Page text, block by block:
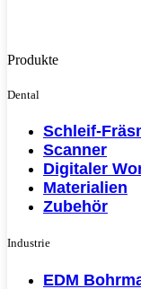
Produkte
Dental
Schleif-
Scanner
Digitaler
Materialien
Zubehör
Industrie
EDM